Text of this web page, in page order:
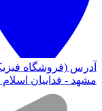
آدرس (فروشگاه
مشهد - فداییان اسلام ۱۲ - نسترن ۲۲ - کامپیوترفدک